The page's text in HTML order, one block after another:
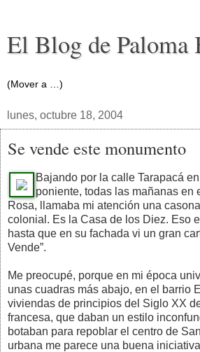
El Blog de Paloma
lunes, octubre 18, 2004
Se vende este monumento
Bajando por la calle Tarapacá
poniente, todas las mañanas en
Rosa, llamaba mi atención una
colonial. Es la Casa de los Diez. Eso
hasta que en su fachada vi un gran
Vende”.
Me preocupé, porque en mi época
unas cuadras más abajo, en el barrio
viviendas de principios del Siglo XX
francesa, que daban un estilo
botaban para repoblar el centro de
urbana me parece una buena